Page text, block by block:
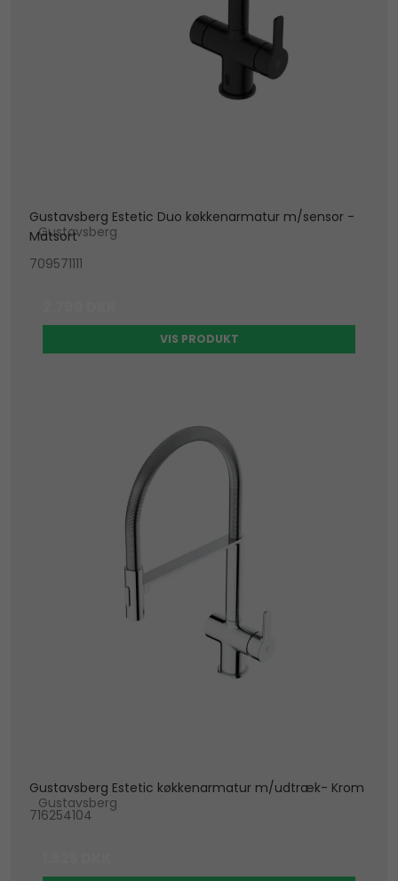
Gustavsberg Estetic Duo køkkenarmatur m/sensor -
Matsort
Gustavsberg
709571111
VIS PRODUKT
Gustavsberg Estetic køkkenarmatur m/udtræk- Krom
Gustavsberg
716254104